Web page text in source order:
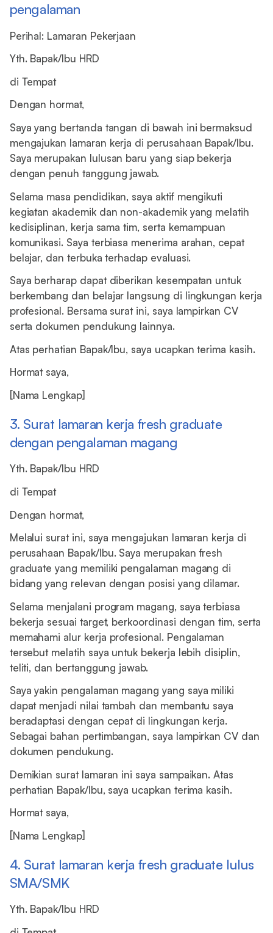
pengalaman
Perihal: Lamaran Pekerjaan
Yth. Bapak/Ibu HRD
di Tempat
Dengan hormat,
Saya yang bertanda tangan di bawah ini bermaksud
mengajukan lamaran kerja di perusahaan Bapak/Ibu.
Saya merupakan lulusan baru yang siap bekerja
dengan penuh tanggung jawab.
Selama masa pendidikan, saya aktif mengikuti
kegiatan akademik dan non-akademik yang melatih
kedisiplinan, kerja sama tim, serta kemampuan
komunikasi. Saya terbiasa menerima arahan, cepat
belajar, dan terbuka terhadap evaluasi.
Saya berharap dapat diberikan kesempatan untuk
berkembang dan belajar langsung di lingkungan kerja
profesional. Bersama surat ini, saya lampirkan CV
serta dokumen pendukung lainnya.
Atas perhatian Bapak/Ibu, saya ucapkan terima kasih.
Hormat saya,
[Nama Lengkap]
3. Surat lamaran kerja fresh graduate
dengan pengalaman magang
Yth. Bapak/Ibu HRD
di Tempat
Dengan hormat,
Melalui surat ini, saya mengajukan lamaran kerja di
perusahaan Bapak/Ibu. Saya merupakan fresh
graduate yang memiliki pengalaman magang di
bidang yang relevan dengan posisi yang dilamar.
Selama menjalani program magang, saya terbiasa
bekerja sesuai target, berkoordinasi dengan tim, serta
memahami alur kerja profesional. Pengalaman
tersebut melatih saya untuk bekerja lebih disiplin,
teliti, dan bertanggung jawab.
Saya yakin pengalaman magang yang saya miliki
dapat menjadi nilai tambah dan membantu saya
beradaptasi dengan cepat di lingkungan kerja.
Sebagai bahan pertimbangan, saya lampirkan CV dan
dokumen pendukung.
Demikian surat lamaran ini saya sampaikan. Atas
perhatian Bapak/Ibu, saya ucapkan terima kasih.
Hormat saya,
[Nama Lengkap]
4. Surat lamaran kerja fresh graduate lulus
SMA/SMK
Yth. Bapak/Ibu HRD